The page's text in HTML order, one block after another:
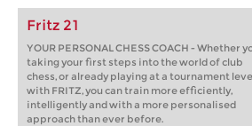
Fritz 21
YOUR PERSONAL CHESS COACH - Whether
taking your first steps into the world of club
chess, or already playing at a tournament
with FRITZ, you can train more efficiently,
intelligently and with a more personalised
approach than ever before.